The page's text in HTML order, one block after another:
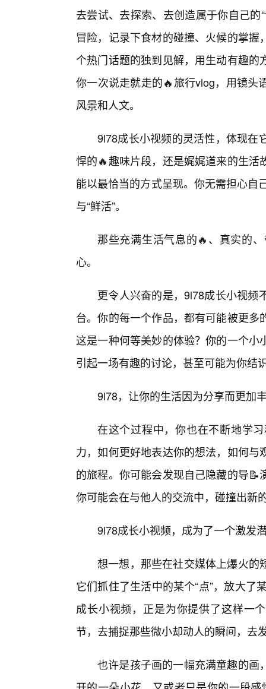
去尝试、去探索、去创造属于你自己
冒险，记录下食材的碰撞、火候的掌
个热门话题的独到见解，用生动有趣
你一次说走就走的🔥旅行vlog，用镜头
风景和人文。
9l78成长小视频的灵活性，体现在
悍的🔥趣味片段，还是娓娓道来的生
能以最恰当的方式呈现。你无需担心自
与“鲜活”。
那些充满生活气息的🔥、真实的
心。
更令人兴奋的是，9l78成长小视频
台。你的每一个作品，都有可能被更
这是一种何等美妙的体验？你的一个
引起一场有趣的讨论，甚至可能为你结
9l78，让你的生活因为分享而更加
在这个过程中，你也在不断地学
力，如何更好地表达你的想法，如何
的旅程。你可能会发现自己隐藏的导
你可能会在与他人的交流中，碰撞出新
9l78成长小视频，成为了一个激发
想一想，那些在社交媒体上爆火的
它们抓住了生活中的某个“点”，放大了
成长小视频，正是为你提供了这样一
节，去捕捉那些微小却动人的瞬间，去
也许是孩子画的一幅充满童趣的画